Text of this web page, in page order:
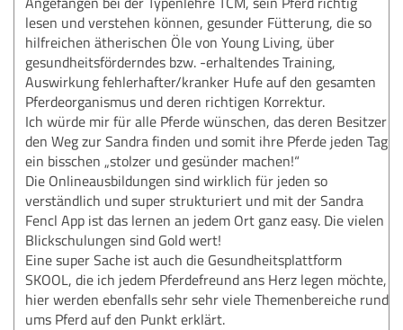
lesen und verstehen können, gesunder Fütterung, die so
hilfreichen ätherischen Öle von Young Living, über
gesundheitsförderndes bzw. -erhaltendes Training,
Auswirkung fehlerhafter/kranker Hufe auf den gesamten
Pferdeorganismus und deren richtigen Korrektur.
Ich würde mir für alle Pferde wünschen, das deren Besitzer
den Weg zur Sandra finden und somit ihre Pferde jeden Tag
ein bisschen „stolzer und gesünder machen!“
Die Onlineausbildungen sind wirklich für jeden so
verständlich und super strukturiert und mit der Sandra
Fencl App ist das lernen an jedem Ort ganz easy. Die vielen
Blickschulungen sind Gold wert!
Eine super Sache ist auch die Gesundheitsplattform
SKOOL, die ich jedem Pferdefreund ans Herz legen möchte,
hier werden ebenfalls sehr sehr viele Themenbereiche rund
ums Pferd auf den Punkt erklärt.